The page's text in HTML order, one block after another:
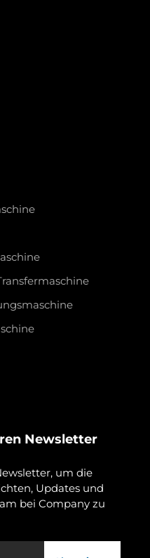
Newsletter
um die
Updates und
bei Company zu